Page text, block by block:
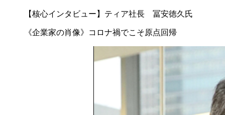
【核心インタビュー】ティア社長 冨安徳久氏
《企業家の肖像》コロナ禍でこそ原点回帰